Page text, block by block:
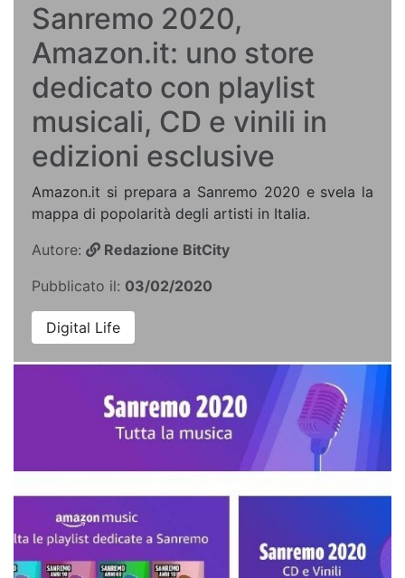
Sanremo 2020,
Amazon.it: uno store
dedicato con playlist
musicali, CD e vinili in
edizioni esclusive
Amazon.it si prepara a Sanremo 2020 e svela la
mappa di popolarità degli artisti in Italia.
Autore:
Redazione BitCity
Pubblicato il: 03/02/2020
Digital Life